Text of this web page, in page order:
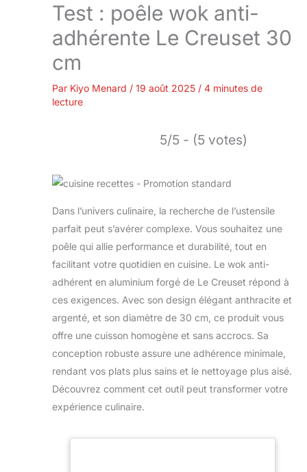
Test : poêle wok anti-
adhérente Le Creuset 30
cm
Par Kiyo Menard / 19 août 2025 / 4 minutes de
lecture
5/5 - (5 votes)
Dans l’univers culinaire, la recherche de l’ustensile
parfait peut s’avérer complexe. Vous souhaitez une
poêle qui allie performance et durabilité, tout en
facilitant votre quotidien en cuisine. Le wok anti-
adhérent en aluminium forgé de Le Creuset répond à
ces exigences. Avec son design élégant anthracite et
argenté, et son diamètre de 30 cm, ce produit vous
offre une cuisson homogène et sans accrocs. Sa
conception robuste assure une adhérence minimale,
rendant vos plats plus sains et le nettoyage plus aisé.
Découvrez comment cet outil peut transformer votre
expérience culinaire.